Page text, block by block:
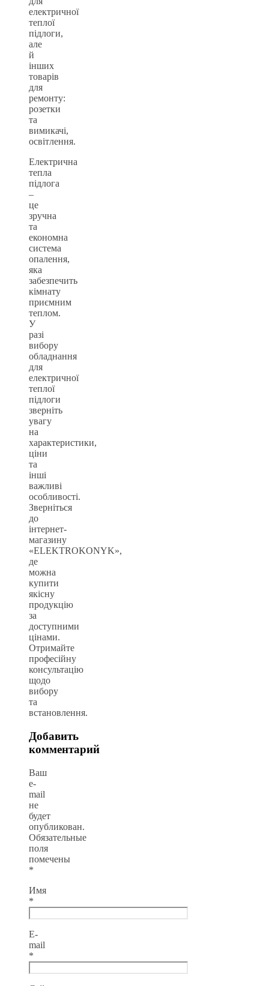
електричної
теплої
підлоги,
але
й
інших
товарів
для
ремонту:
розетки
та
вимикачі,
освітлення.
Електрична
тепла
підлога
–
це
зручна
та
економна
система
опалення,
яка
забезпечить
кімнату
приємним
теплом.
У
разі
вибору
обладнання
для
електричної
теплої
підлоги
зверніть
увагу
на
характеристики,
ціни
та
інші
важливі
особливості.
Зверніться
до
інтернет-
магазину
«ELEKTROKONYK»,
де
можна
купити
якісну
продукцію
за
доступними
цінами.
Отримайте
професійну
консультацію
щодо
вибору
та
встановлення.
Добавить
комментарий
Ваш
e-
mail
не
будет
опубликован.
Обязательные
поля
помечены
*
Имя
*
E-
mail
*